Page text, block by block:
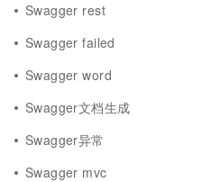
Swagger rest
Swagger failed
Swagger word
Swagger文档生成
Swagger异常
Swagger mvc